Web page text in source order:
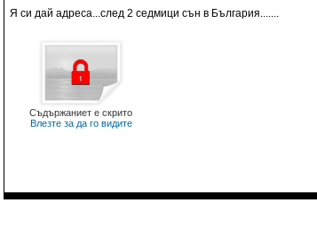
Я си дай адреса...след 2 седмици сън в България.......
Съдържаниет е скрито
Влезте за да го видите